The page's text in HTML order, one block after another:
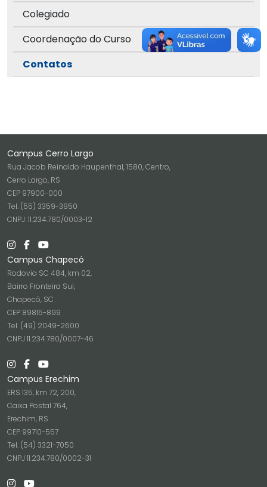
Colegiado
Coordenação do Curso
Contatos
Campus Cerro Largo
Rua Jacob Reinaldo Haupenthal, 1580, Centro,
Cerro Largo, RS
CEP 97900-000
Tel. (55) 3359-3950
CNPJ: 11.234.780/0003-12
Campus Chapecó
Rodovia SC 484, km 02,
Bairro Fronteira Sul,
Chapecó, SC
CEP 89815-899
Tel. (49) 2049-2600
CNPJ 11.234.780/0007-46
Campus Erechim
ERS 135, km 72, 200,
Caixa Postal 764,
Erechim, RS
CEP 99710-557
Tel. (54) 3321-7050
CNPJ 11.234.780/0002-31